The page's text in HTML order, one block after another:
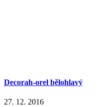
Decorah-orel bělohlavý
27. 12. 2016